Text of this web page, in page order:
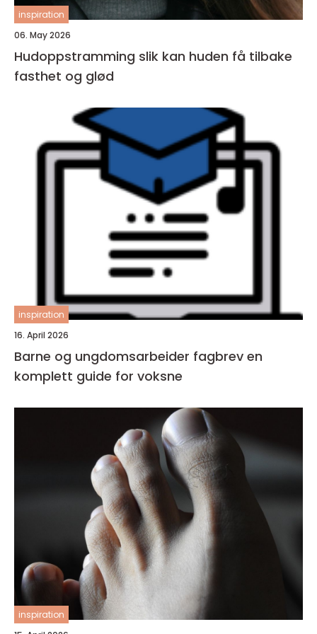
inspiration
06. May 2026
Hudoppstramming slik kan huden få tilbake
fasthet og glød
inspiration
16. April 2026
Barne og ungdomsarbeider fagbrev en
komplett guide for voksne
inspiration